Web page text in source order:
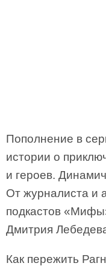
Пополнение в
истории о
и героев.
От журналиста и
подкастов
Дмитрия
Как пережить